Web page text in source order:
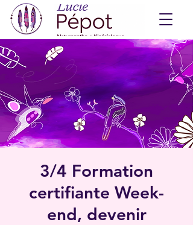
3/4 Formation
certifiante Week-
end, devenir